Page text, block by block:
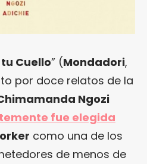
Cuello” (Mondadori,
por doce relatos de la
Ngozi
fue elegida
como una de los
de menos de